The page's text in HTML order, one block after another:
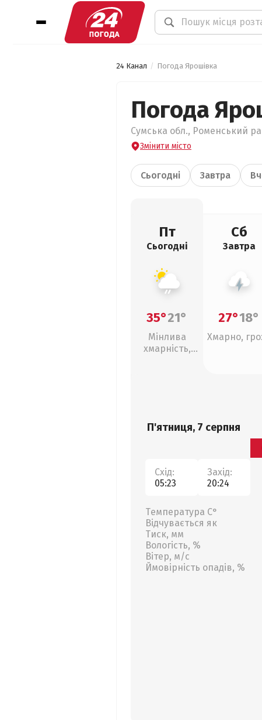
24 Канал Погода Ярошівка
Погода
Сумська обл., Роменський
Змінити місто
Сьогодні Завтра
Пт
Сьогодні
35°21°
Мінлива
хмарність,
Сб
Завтра
27°18°
Хмарно,
П'ятниця, 7 серпня
Схід:
05:23
Захід:
20:24
Температура С°
Відчувається як
Тиск, мм
Вологість, %
Вітер, м/с
Ймовірність опадів, %